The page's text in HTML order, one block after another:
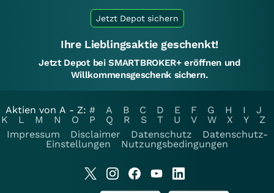
Jetzt Depot sichern
Ihre Lieblingsaktie geschenkt!
Jetzt Depot bei SMARTBROKER+ eröffnen und
Willkommensgeschenk sichern.
Aktien von A - Z: # A B C D E F G H I
J
K
L M N O P Q R S T U V W X Y
Z
Impressum
Disclaimer Datenschutz
Datenschutz-
Einstellungen
Nutzungsbedingungen